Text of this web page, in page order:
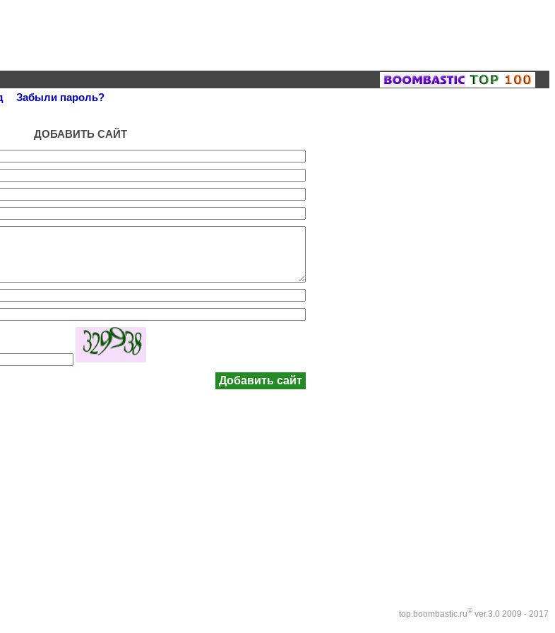
Забыли пароль?
ДОБАВИТЬ САЙТ
top.boombastic.ru© ver.3.0 2009 - 2017